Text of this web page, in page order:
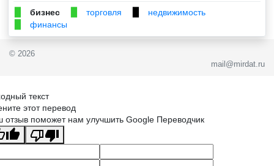
бизнес торговля недвижимость
финансы
© 2026
mail@mirdat.ru
текст
этот перевод
отзыв поможет нам улучшить Google Переводчик